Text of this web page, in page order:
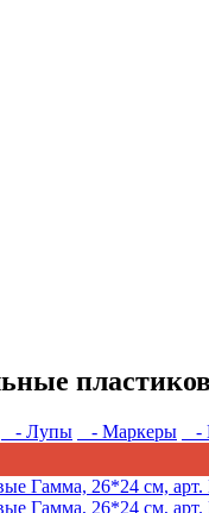
- Лупы - Маркеры -